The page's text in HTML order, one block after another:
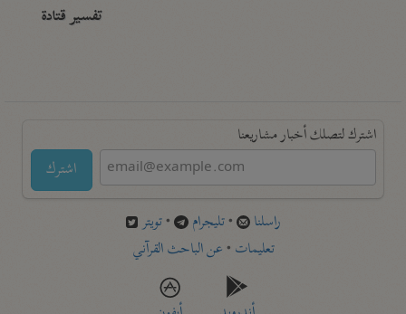
تفسير قتادة
اشترك لتصلك أخبار مشاريعنا
اشترك
راسلنا •تليجرام •تويتر
تعليمات •عن الباحث القرآني